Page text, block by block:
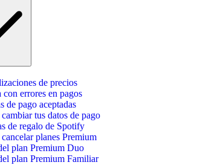
de precios
con errores en pagos
de pago aceptadas
tus datos de pago
de regalo de Spotify
planes Premium
plan Premium Duo
plan Premium Familiar